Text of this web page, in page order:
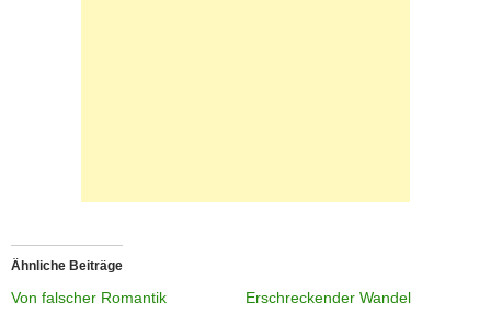
Ähnliche Beiträge
Von falscher Romantik
Erschreckender Wandel